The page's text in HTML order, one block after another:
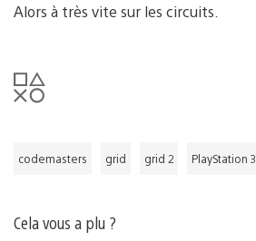
Alors à très vite sur les circuits.
codemasters grid grid 2 PlayStation 3
Cela vous a plu ?